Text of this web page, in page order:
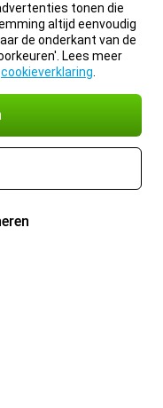
tonen die
altijd eenvoudig
de onderkant van de
Lees meer
cookieverklaring